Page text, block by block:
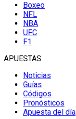
Boxeo
NFL
NBA
UFC
F1
APUESTAS
Noticias
Guías
Códigos
Pronósticos
Apuesta del día